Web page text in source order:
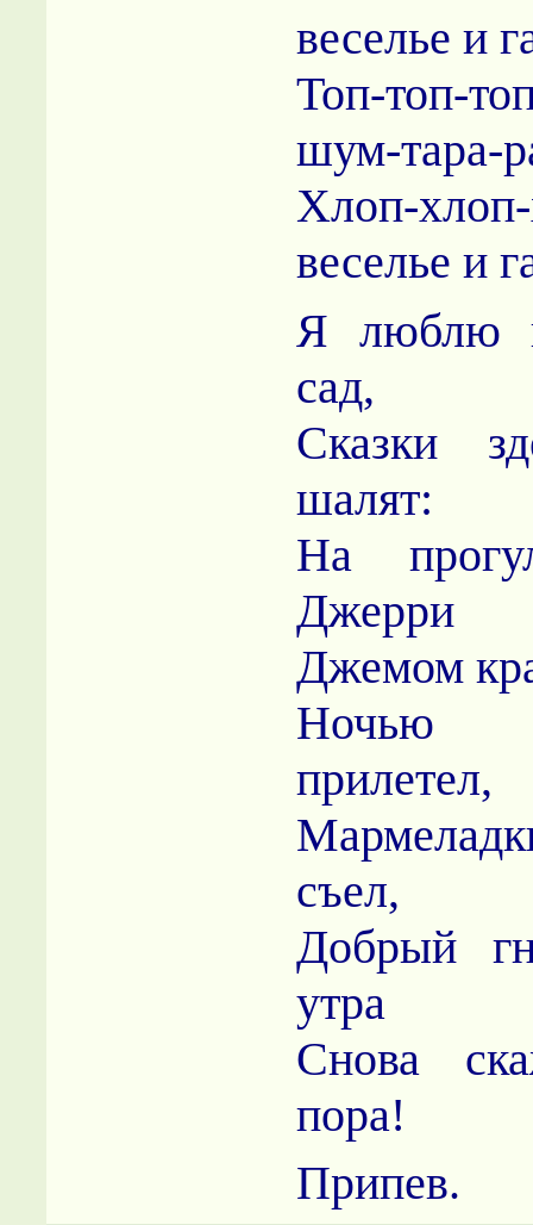
веселье и
Топ-топ-
шум-тара-
Хлоп-
веселье и
Я люблю
сад,
Сказки
шалят:
На
Джерри
Джемом
Ночью
прилетел,
съел,
Добрый
утра
Снова
пора!
Припев.